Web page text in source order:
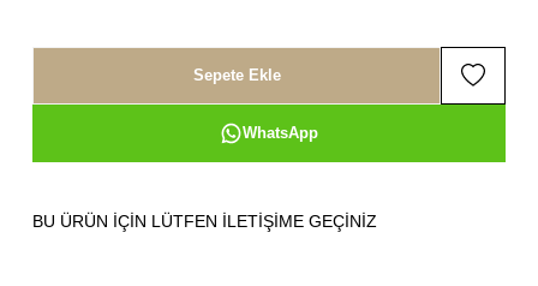
BU ÜRÜN İÇİN LÜTFEN İLETİŞİME GEÇİNİZ
Sepete Ekle
WhatsApp